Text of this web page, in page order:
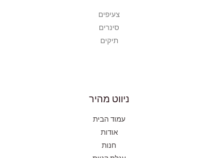
צעיפים
סינרים
תיקים
ניווט מהיר
עמוד הבית
אודות
חנות